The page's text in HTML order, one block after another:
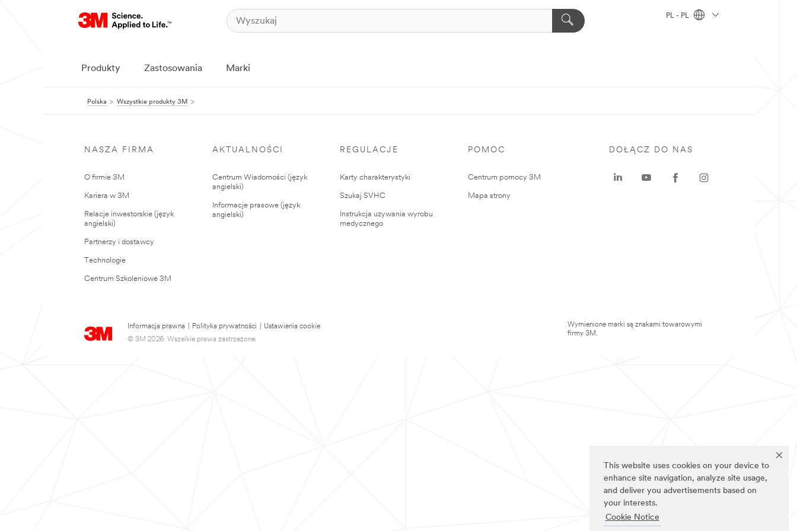
This website uses cookies on your device to
enhance site navigation, analyze site usage,
and deliver you advertisements based on
your interests.
Cookie Notice
PL - PL
Produkty Zastosowania Marki
Polska Wszystkie produkty 3M
NASZA FIRMA
O firmie 3M
Kariera w 3M
Relacje inwestorskie (język
angielski)
Partnerzy i dostawcy
Technologie
Centrum Szkoleniowe 3M
AKTUALNOŚCI
Centrum Wiadomości (język
angielski)
Informacje prasowe (język
angielski)
REGULACJE
Karty charakterystyki
Szukaj SVHC
Instrukcja używania wyrobu
medycznego
POMOC
Centrum pomocy 3M
Mapa strony
Informacja prawna Polityka prywatności
Ustawienia cookie
© 3M 2026. Wszelkie prawa zastrzeżone.
DOŁĄCZ DO NAS
Wymienione marki są znakami towarowymi
firmy 3M.